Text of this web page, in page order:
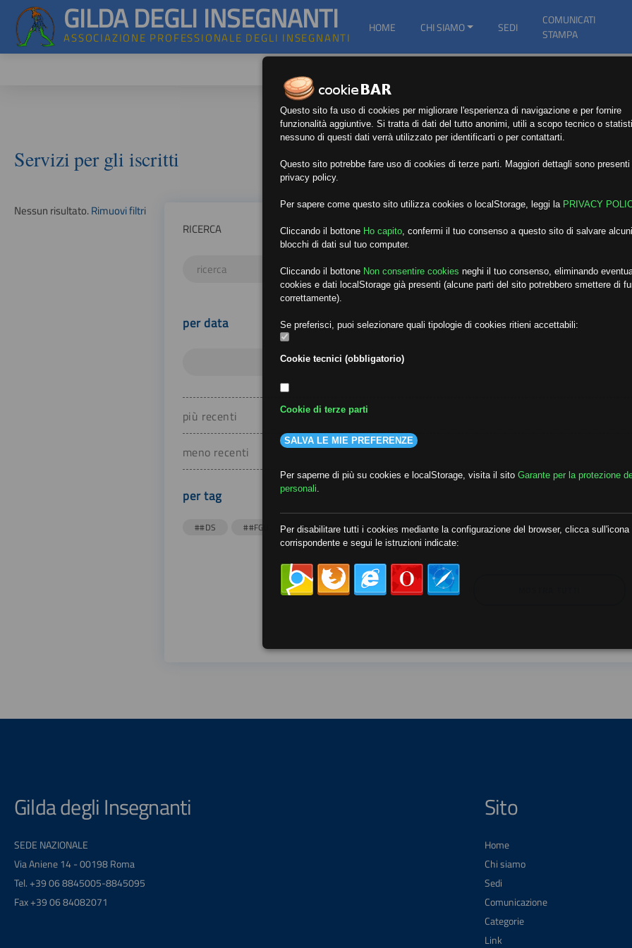
GILDA DEGLI INSEGNANTI
ASSOCIAZIONE PROFESSIONALE DEGLI INSEGNANTI
HOME CHI SIAMO SEDI
COMUNICATI
STAMPA
Servizi per gli iscritti
Nessun risultato.Rimuovi filtri
RICERCA
per data
più recenti
meno recenti
per tag
##DS ##FGU ##Gilda ##audoizioni ##autonomia
Gilda degli Insegnanti
SEDE NAZIONALE
Via Aniene 14 - 00198 Roma
Tel. +39 06 8845005-8845095
Fax +39 06 84082071
Sito
Home
Chi siamo
Sedi
Comunicazione
Categorie
Link
Questo sito fa uso di cookies per migliorare l'esperienza di navigazione e per fornire
funzionalità aggiuntive. Si tratta di dati del tutto anonimi, utili a scopo tecnico o
nessuno di questi dati verrà utilizzato per identificarti o per contattarti.
Questo sito potrebbe fare uso di cookies di terze parti. Maggiori dettagli sono
privacy policy.
Per sapere come questo sito utilizza cookies o localStorage, leggi la PRIVACY
Cliccando il bottone Ho capito confermi il tuo consenso a questo sito di salvare
blocchi di dati sul tuo computer.
Cliccando il bottone Non consentire cookies neghi il tuo consenso, eliminando
cookies e dati localStorage già presenti (alcune parti del sito potrebbero smettere di
correttamente).
Se preferisci, puoi selezionare quali tipologie di cookies ritieni accettabili:
Cookie tecnici (obbligatorio)
Cookie di terze parti
SALVA LE MIE PREFERENZE
Per saperne di più su cookies e localStorage, visita il sito Garante per la protezione
personali
Per disabilitare tutti i cookies mediante la configurazione del browser, clicca sull'icona
corrispondente e segui le istruzioni indicate: